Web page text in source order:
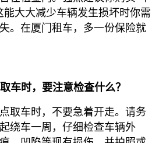
能大大减少车辆发生损坏时你需
。在厦门租车，多一份保险就
车时，要注意检查什么？
取车时，不要急着开走。请务
绕车一周，仔细检查车辆外